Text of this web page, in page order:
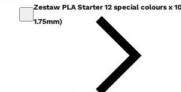
Zestaw PLA Starter 12 special colours x 10m (360g /
1.75mm)